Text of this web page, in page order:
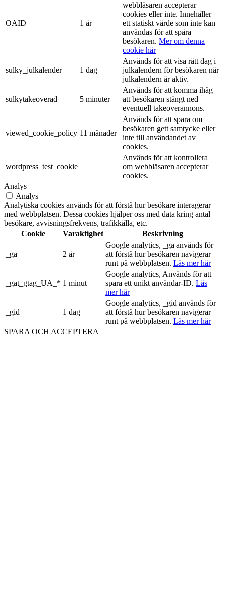
OAID 1 år
webbläsaren accepterar
cookies eller inte. Innehåller
ett statiskt värde som inte kan
användas för att spåra
besökaren. Mer om denna
cookie här
sulky_julkalender 1 dag
Används för att visa rätt dag i
julkalendern för besökaren när
julkalendern är aktiv.
sulkytakeoverad 5 minuter
Används för att komma ihåg
att besökaren stängt ned
eventuell takeoverannons.
viewed_cookie_policy 11 månader
Används för att spara om
besökaren gett samtycke eller
inte till användandet av
cookies.
wordpress_test_cookie
Används för att kontrollera
om webbläsaren accepterar
cookies.
Analys
Analys
Analytiska cookies används för att förstå hur besökare interagerar
med webbplatsen. Dessa cookies hjälper oss med data kring antal
besökare, avvisningsfrekvens, trafikkälla, etc.
Cookie
Varaktighet Beskrivning
_ga 2 år
Google analytics, _ga används för
att förstå hur besökaren navigerar
runt på webbplatsen. Läs mer här
_gat_gtag_UA_* 1 minut
Google analytics, Används för att
spara ett unikt användar-ID. Läs
mer här
_gid 1 dag
Google analytics, _gid används för
att förstå hur besökaren navigerar
runt på webbplatsen. Läs mer här
SPARA OCH ACCEPTERA